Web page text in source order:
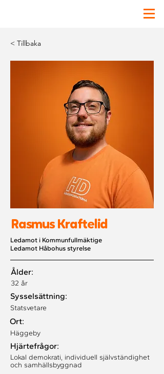
< Tillbaka
Rasmus Kraftelid
Ledamot i Kommunfullmäktige
Ledamot Håbohus styrelse
Ålder:
32 år
Sysselsättning:
Statsvetare
Ort:
Häggeby
Hjärtefrågor:
Lokal demokrati, individuell självständighet
och samhällsbyggnad